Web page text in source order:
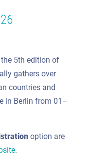
the 5th edition of
gathers over
countries and
in Berlin from 01–
option are
.